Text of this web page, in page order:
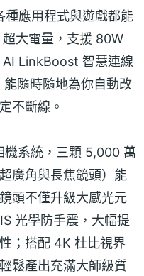
應用程式與遊戲都能
大電量，支援 80W
LinkBoost 智慧連線
隨時隨地為你自動改
不斷線。
機系統，三顆 5,000 萬
廣角與長焦鏡頭）能
頭不僅升級大感光元
光學防手震，大幅提
；搭配 4K 杜比視界
鬆產出充滿大師級質